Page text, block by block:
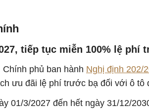
tiếp tục miễn 100% lệ
Chính phủ ban hành Nghị định 202/
ưu đãi lệ phí trước bạ đối với ô tô
01/3/2027 đến hết ngày 31/12/